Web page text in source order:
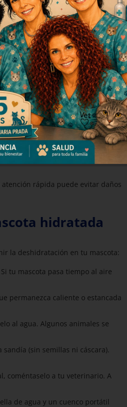
en tu mascota
comunes son:
atención rápida puede evitar daños
hidratada
la deshidratación en tu mascota:
tu mascota pasa tiempo al aire
permanezca caliente o estancada
al agua. Algunos animales se
(sin semillas ni cáscara).
coméntaselo a tu veterinario. A
de agua y un cuenco portátil